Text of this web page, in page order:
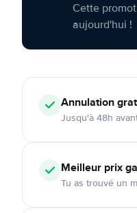
Cette
aujourd'hui !
Annulation
Jusqu'à 48h
Meilleur prix
Tu as trouvé un